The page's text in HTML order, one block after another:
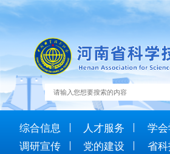
综合信息 人才服务 学
调研宣传
党的建设 省